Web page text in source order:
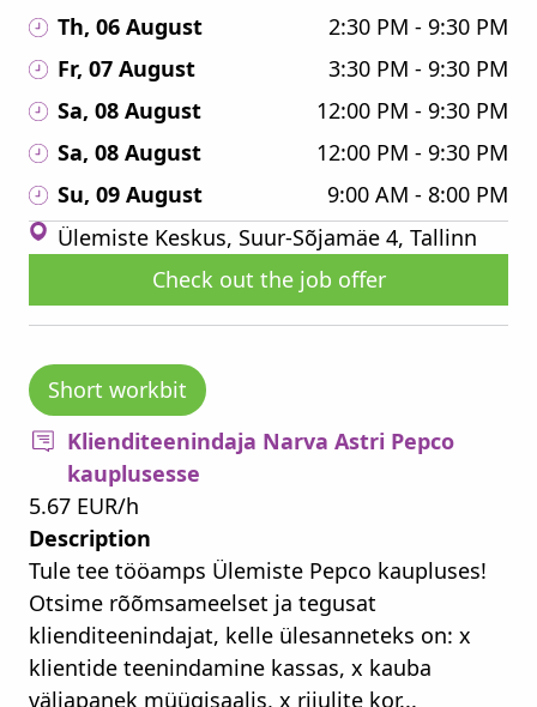
Th, 06 August
2:30 PM - 9:30 PM
Fr, 07 August
3:30 PM - 9:30 PM
Sa, 08 August
12:00 PM - 9:30 PM
Sa, 08 August
12:00 PM - 9:30 PM
Su, 09 August
9:00 AM - 8:00 PM
Ülemiste Keskus, Suur-Sõjamäe 4, Tallinn
Check out the job offer
Short workbit
Klienditeenindaja Narva Astri Pepco
kauplusesse
5.67 EUR/h
Description
Tule tee tööamps Ülemiste Pepco kaupluses!
Otsime rõõmsameelset ja tegusat
klienditeenindajat, kelle ülesanneteks on: x
klientide teenindamine kassas, x kauba
väljapanek müügisaalis, x riiulite kor...